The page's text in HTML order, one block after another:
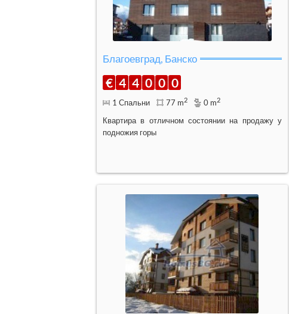
Благоевград, Банско
€ 4 4 0 0 0
1 Спальни 77 m2 0 m2
Квартира в отличном состоянии на продажу у
подножия горы